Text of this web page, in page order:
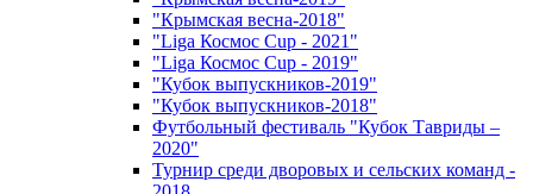
"Крымская весна-2018"
"Liga Космос Cup - 2021"
"Liga Космос Cup - 2019"
"Кубок выпускников-2019"
"Кубок выпускников-2018"
Футбольный фестиваль "Кубок Тавриды –
2020"
Турнир среди дворовых и сельских команд -